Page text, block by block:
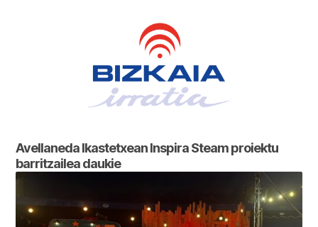
Avellaneda Ikastetxean Inspira Steam proiektu
barritzailea daukie